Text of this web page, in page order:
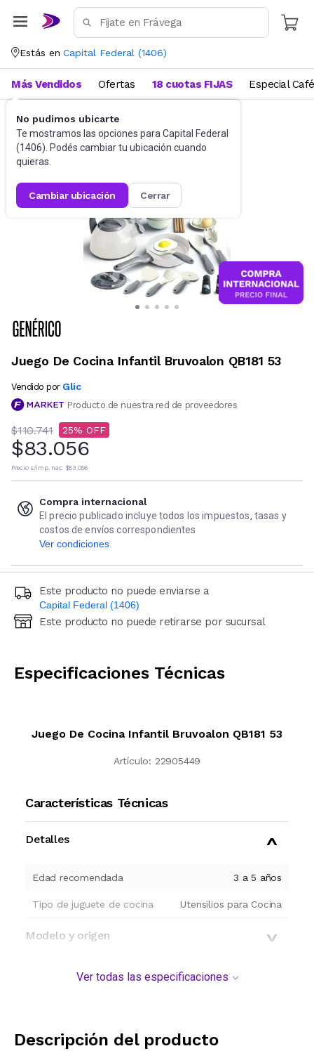
Estás en Capital Federal (1406)
No pudimos ubicarte
Te mostramos las opciones para Capital Federal
(1406). Podés cambiar tu ubicación cuando
quieras.
cambiar ubicación cerrar
Más Vendidos Ofertas 18 cuotas FIJAS Especial Café
Sets y otros Juegos de Cocina
Juego De Cocina Infantil Bruvoalon QB181 53
Vendido por Glic
Producto de nuestra red de proveedores
$110.741 25
$83.056
Precio s/imp. nac. $83.056
Compra internacional
El precio publicado incluye todos los impuestos, tasas y
costos de envíos correspondientes
Ver condiciones
Este producto no puede enviarse a
Capital Federal (1406)
Ingresá código postal (sólo números)
Este producto no puede retirarse por sucursal
Especificaciones Técnicas
Juego De Cocina Infantil Bruvoalon QB181 53
Artículo: 22905449
Características Técnicas
Detalles
Edad recomendada 3 a 5 años
Tipo de juguete de cocina Utensilios para Cocina
Modelo y origen
Ver todas las especificaciones
Descripción del producto